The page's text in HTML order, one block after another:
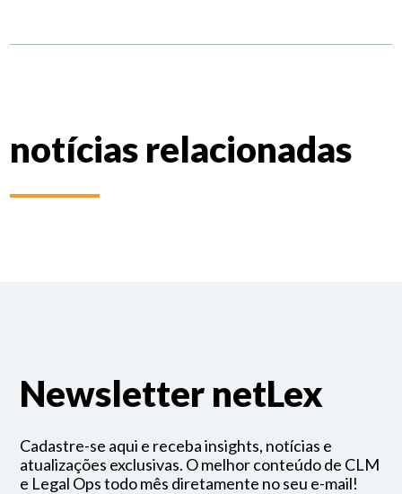
notícias relacionadas
Newsletter netLex
Cadastre-se aqui e receba insights, notícias e
atualizações exclusivas. O melhor conteúdo de CLM
e Legal Ops todo mês diretamente no seu e-mail!